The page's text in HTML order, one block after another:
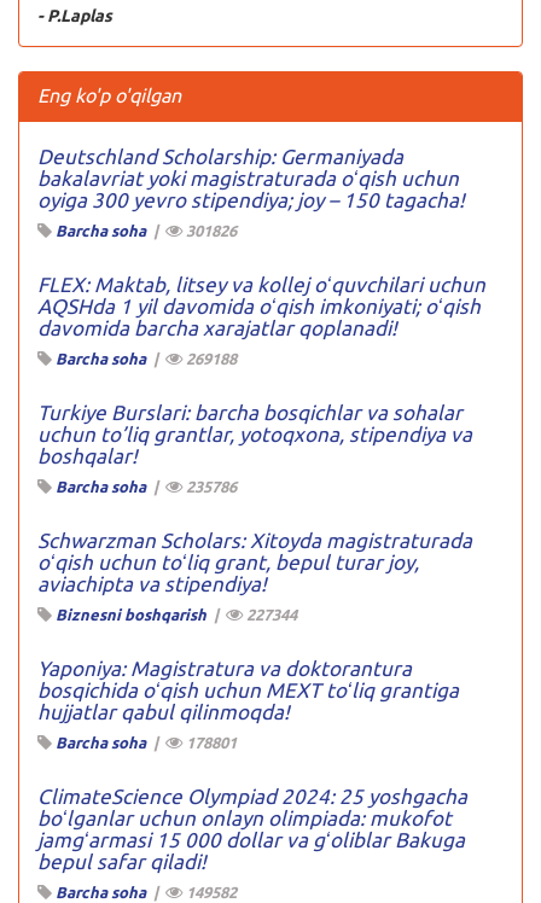
- P.Laplas
Eng ko'p o'qilgan
Deutschland Scholarship: Germaniyada
bakalavriat yoki magistraturada oʻqish uchun
oyiga 300 yevro stipendiya; joy – 150 tagacha!
Barcha soha| 301826
FLEX: Maktab, litsey va kollej oʻquvchilari uchun
AQSHda 1 yil davomida oʻqish imkoniyati; oʻqish
davomida barcha xarajatlar qoplanadi!
Barcha soha| 269188
Turkiye Burslari: barcha bosqichlar va sohalar
uchun to’liq grantlar, yotoqxona, stipendiya va
boshqalar!
Barcha soha| 235786
Schwarzman Scholars: Xitoyda magistraturada
oʻqish uchun toʻliq grant, bepul turar joy,
aviachipta va stipendiya!
Biznesni boshqarish | 227344
Yaponiya: Magistratura va doktorantura
bosqichida oʻqish uchun MEXT toʻliq grantiga
hujjatlar qabul qilinmoqda!
Barcha soha| 178801
ClimateScience Olympiad 2024: 25 yoshgacha
boʻlganlar uchun onlayn olimpiada: mukofot
jamgʻarmasi 15 000 dollar va gʻoliblar Bakuga
bepul safar qiladi!
Barcha soha| 149582